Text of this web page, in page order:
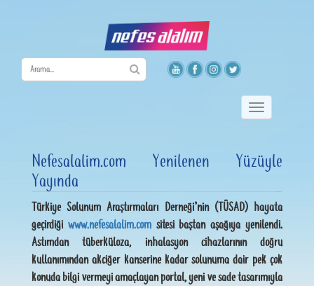
Toggle
Nefesalalim.com Yenilenen Yüzüyle
Yayında
Türkiye Solunum Araştırmaları Derneği’nin (TÜSAD) hayata
geçirdiği www.nefesalalim.comsitesi baştan aşağıya yenilendi.
Astımdan tüberküloza, inhalasyon cihazlarının doğru
kullanımından akciğer kanserine kadar solunuma dair pek çok
konuda bilgi vermeyi amaçlayan portal, yeni ve sade tasarımıyla